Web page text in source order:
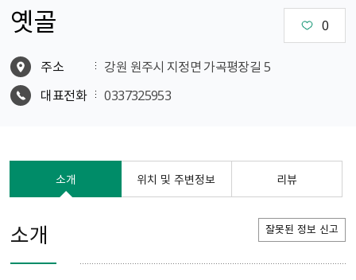
옛골 0
주소
강원 원주시 지정면 가곡평장길 5
대표전화
0337325953
소개 위치 및 주변정보 리뷰
소개 잘못된 정보 신고